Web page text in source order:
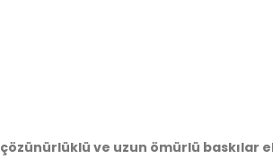
ve uzun ömürlü